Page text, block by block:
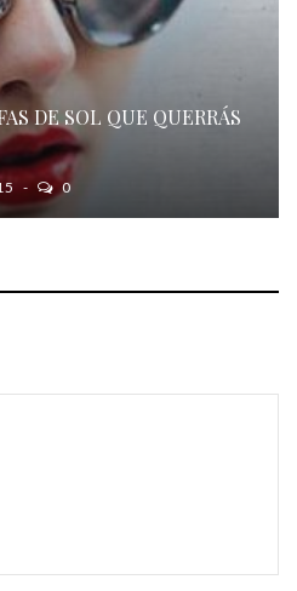
DE SOL QUE QUERRÁS
0